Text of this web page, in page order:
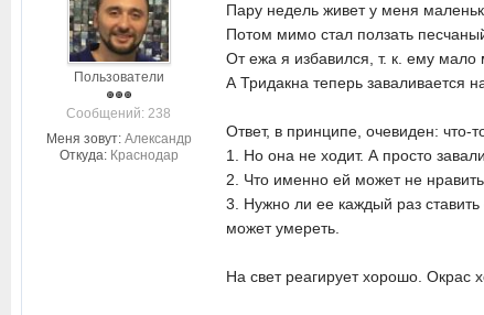
Пользователи
Cообщений: 238
Меня зовут: Александр
Откуда: Краснодар
Пару недель живет у меня
Потом мимо стал ползать
От ежа я избавился, т. к. ему
А Тридакна теперь заваливается
Ответ, в принципе, очевиден:
1. Но она не ходит. А просто
2. Что именно ей может не
3. Нужно ли ее каждый раз
может умереть.
На свет реагирует хорошо. Окрас